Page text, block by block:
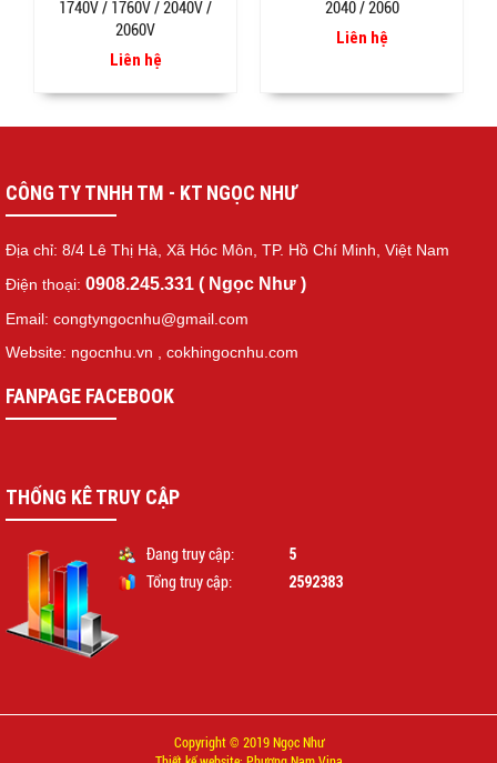
1740V / 1760V / 2040V /
2060V
Liên hệ
2040 / 2060
Liên hệ
CÔNG TY TNHH TM - KT NGỌC NHƯ
Địa chỉ: 8/4 Lê Thị Hà, Xã Hóc Môn, TP. Hồ Chí Minh, Việt Nam
Điện thoại: 0908.245.331 ( Ngọc Như )
Email: congtyngocnhu@gmail.com
Website: ngocnhu.vn
cokhingocnhu.com
FANPAGE FACEBOOK
THỐNG KÊ TRUY CẬP
Đang truy cập: 5
Tổng truy cập: 2592383
Copyright © 2019 Ngọc Như